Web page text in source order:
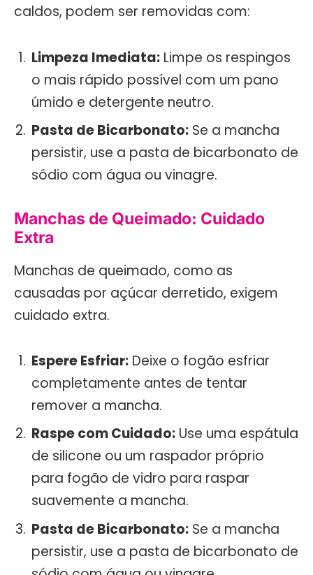
caldos, podem ser removidas com:
Limpeza Imediata: Limpe os respingos
o mais rápido possível com um pano
úmido e detergente neutro.
Pasta de Bicarbonato: Se a mancha
persistir, use a pasta de bicarbonato de
sódio com água ou vinagre.
Manchas de Queimado: Cuidado
Extra
Manchas de queimado, como as
causadas por açúcar derretido, exigem
cuidado extra.
Espere Esfriar: Deixe o fogão esfriar
completamente antes de tentar
remover a mancha.
Raspe com Cuidado: Use uma espátula
de silicone ou um raspador próprio
para fogão de vidro para raspar
suavemente a mancha.
Pasta de Bicarbonato: Se a mancha
persistir, use a pasta de bicarbonato de